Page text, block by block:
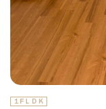
１FＬＤＫ